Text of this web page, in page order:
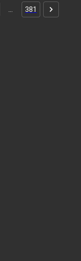
381